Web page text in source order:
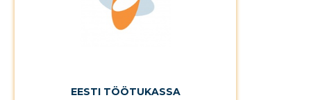
EESTI TÖÖTUKASSA